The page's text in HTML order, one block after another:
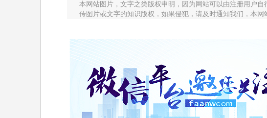
本网站图片，文字之类版权申明，因为网站可以由注册用户
传图片或文字的知识版权，如果侵犯，请及时通知我们，本网